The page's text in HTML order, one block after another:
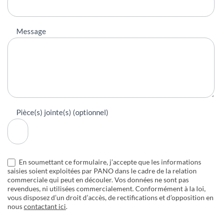
Message
Pièce(s) jointe(s) (optionnel)
En soumettant ce formulaire, j’accepte que les informations
saisies soient exploitées par PANO dans le cadre de la relation
commerciale qui peut en découler. Vos données ne sont pas
revendues, ni utilisées commercialement. Conformément à la loi,
vous disposez d’un droit d’accès, de rectifications et d’opposition en
nouscontactant ici.